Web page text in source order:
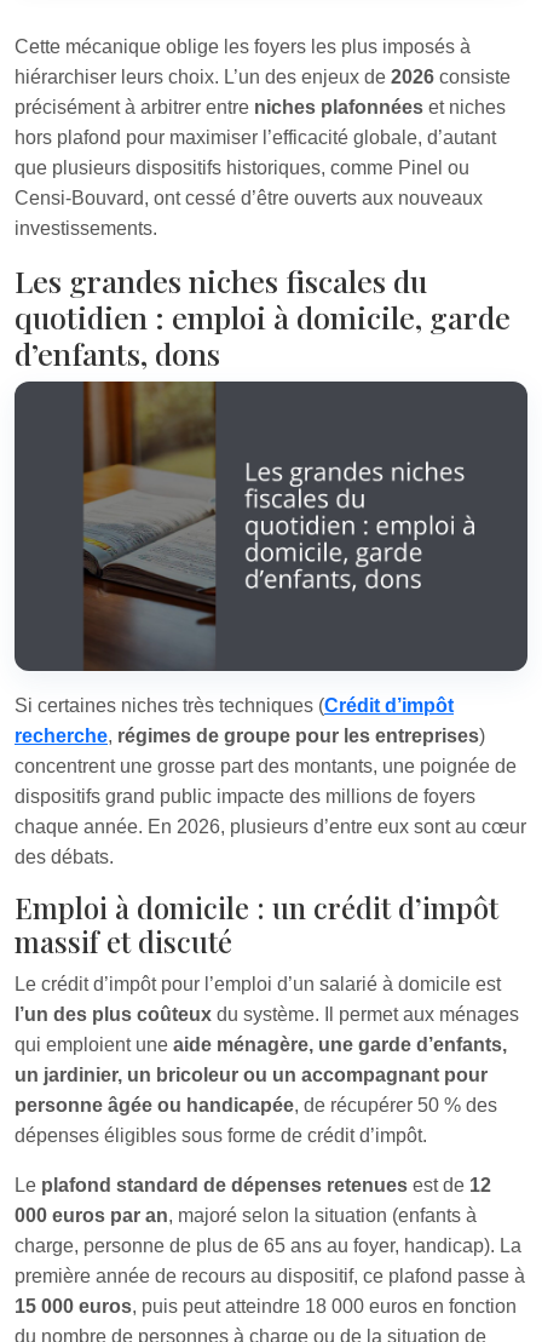
Cette mécanique oblige les foyers les plus imposés à
hiérarchiser leurs choix. L’un des enjeux de 2026 consiste
précisément à arbitrer entre niches plafonnées et niches
hors plafond pour maximiser l’efficacité globale, d’autant
que plusieurs dispositifs historiques, comme Pinel ou
Censi‑Bouvard, ont cessé d’être ouverts aux nouveaux
investissements.
Les grandes niches fiscales du
quotidien : emploi à domicile, garde
d’enfants, dons
Si certaines niches très techniques (Crédit d’impôt
recherche, régimes de groupe pour les entreprises)
concentrent une grosse part des montants, une poignée de
dispositifs grand public impacte des millions de foyers
chaque année. En 2026, plusieurs d’entre eux sont au cœur
des débats.
Emploi à domicile : un crédit d’impôt
massif et discuté
Le crédit d’impôt pour l’emploi d’un salarié à domicile est
l’un des plus coûteux du système. Il permet aux ménages
qui emploient une aide ménagère, une garde d’enfants,
un jardinier, un bricoleur ou un accompagnant pour
personne âgée ou handicapée, de récupérer 50 % des
dépenses éligibles sous forme de crédit d’impôt.
Le plafond standard de dépenses retenues est de 12
000 euros par an, majoré selon la situation (enfants à
charge, personne de plus de 65 ans au foyer, handicap). La
première année de recours au dispositif, ce plafond passe à
15 000 euros, puis peut atteindre 18 000 euros en fonction
du nombre de personnes à charge ou de la situation de